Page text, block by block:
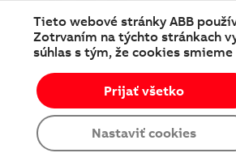
© Copyright 2026
Podmienky
Cookies a ochrana
Tieto webové stránky ABB
Zotrvaním na týchto stránkach
súhlas s tým, že cookies
Nastaviť cookies
Prijať všetko